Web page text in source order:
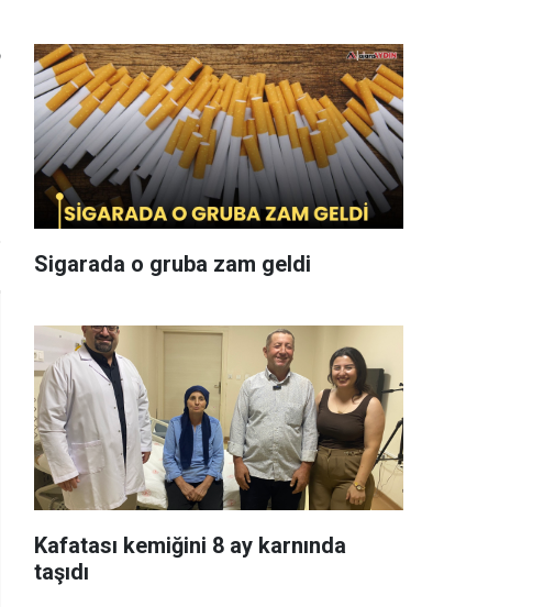
Sigarada o gruba zam geldi
Kafatası kemiğini 8 ay karnında
taşıdı